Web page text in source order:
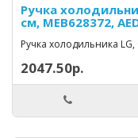
Ручка
см, МЕВ628372,
Ручка холодильника
2047.50р.